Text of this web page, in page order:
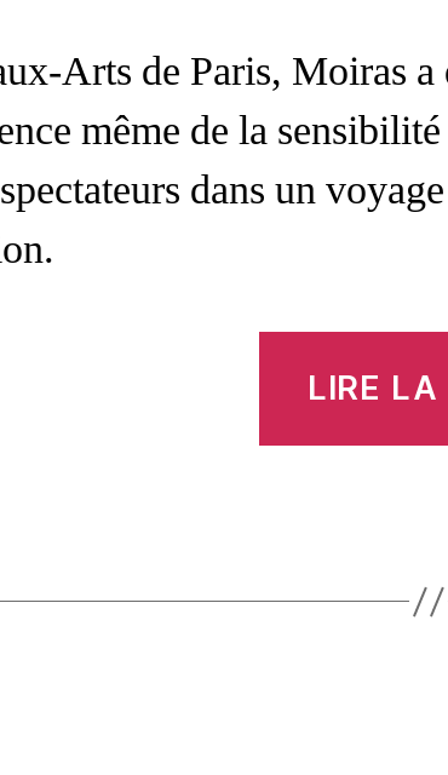
Arts de Paris, Moiras
même de la
dans un
LIRE LA